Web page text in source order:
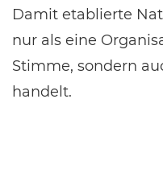
Damit etablierte
nur als eine
Stimme, sondern
handelt.